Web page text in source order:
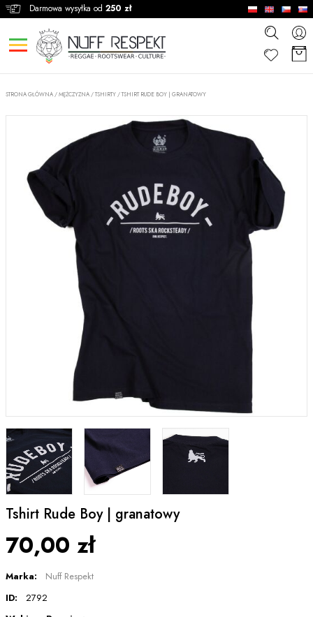
Darmowa wysyłka od 250 zł
STRONA GŁÓWNA /MĘŻCZYZNA /TSHIRTY /TSHIRT RUDE BOY | GRANATOWY
Tshirt Rude Boy | granatowy
70,00 zł
Marka:
Nuff Respekt
ID:
2792